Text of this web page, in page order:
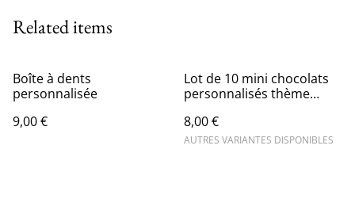
Related items
Boîte à dents
personnalisée
9,00 €
Lot de 10 mini chocolats
personnalisés thème
8,00 €
AUTRES VARIANTES DISPONIBLES